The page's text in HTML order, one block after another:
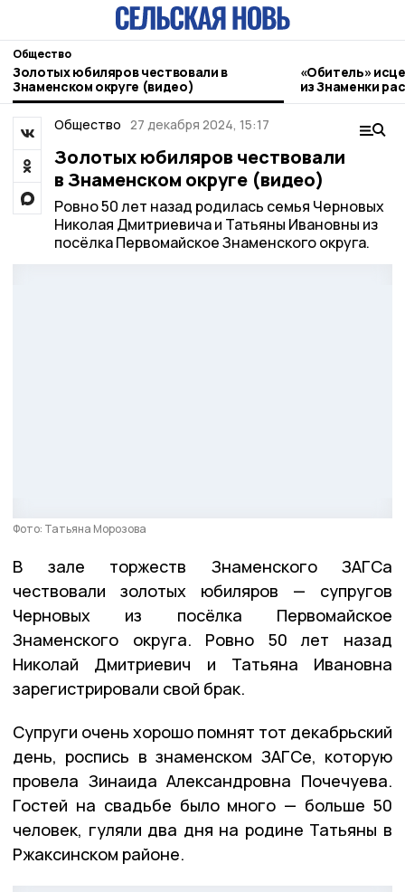
Общество
Золотых юбиляров чествовали в
Знаменском округе (видео)
«Обитель»
из Знаменки
Общество 27 декабря 2024, 15:17
Золотых юбиляров чествовали
в Знаменском округе (видео)
Ровно 50 лет назад родилась семья Черновых
Николая Дмитриевича и Татьяны Ивановны из
посёлка Первомайское Знаменского округа.
Фото: Татьяна Морозова
В зале торжеств Знаменского ЗАГСа
чествовали золотых юбиляров — супругов
Черновых из посёлка Первомайское
Знаменского округа. Ровно 50 лет назад
Николай Дмитриевич и Татьяна Ивановна
зарегистрировали свой брак.
Супруги очень хорошо помнят тот декабрьский
день, роспись в знаменском ЗАГСе, которую
провела Зинаида Александровна Почечуева.
Гостей на свадьбе было много — больше 50
человек, гуляли два дня на родине Татьяны в
Ржаксинском районе.